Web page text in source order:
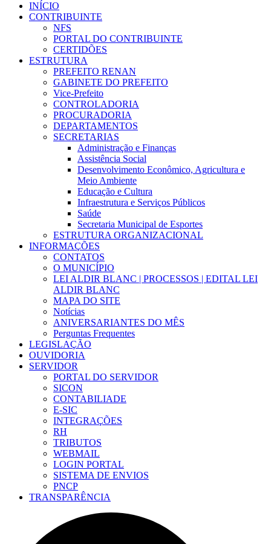
INÍCIO
CONTRIBUINTE
NFS
PORTAL DO CONTRIBUINTE
CERTIDÕES
ESTRUTURA
PREFEITO RENAN
GABINETE DO PREFEITO
Vice-Prefeito
CONTROLADORIA
PROCURADORIA
DEPARTAMENTOS
SECRETARIAS
Administração e Finanças
Assistência Social
Desenvolvimento Econômico, Agricultura e
Meio Ambiente
Educação e Cultura
Infraestrutura e Serviços Públicos
Saúde
Secretaria Municipal de Esportes
ESTRUTURA ORGANIZACIONAL
INFORMAÇÕES
CONTATOS
O MUNICÍPIO
LEI ALDIR BLANC | PROCESSOS | EDITAL LEI
ALDIR BLANC
MAPA DO SITE
Notícias
ANIVERSARIANTES DO MÊS
Perguntas Frequentes
LEGISLAÇÃO
OUVIDORIA
SERVIDOR
PORTAL DO SERVIDOR
SICON
CONTABILIADE
E-SIC
INTEGRAÇÕES
RH
TRIBUTOS
WEBMAIL
LOGIN PORTAL
SISTEMA DE ENVIOS
PNCP
TRANSPARÊNCIA